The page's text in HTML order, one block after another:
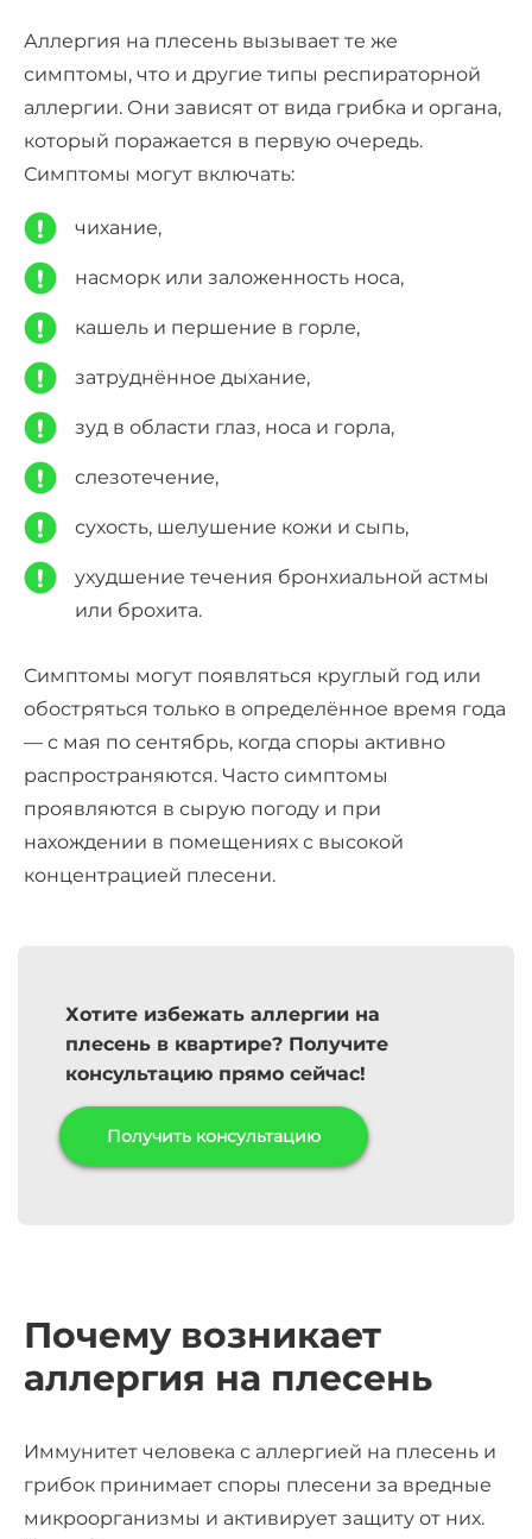
Аллергия на плесень вызывает те же
симптомы, что и другие типы респираторной
аллергии. Они зависят от вида грибка и органа,
который поражается в первую очередь.
Симптомы могут включать:
чихание,
насморк или заложенность носа,
кашель и першение в горле,
затруднённое дыхание,
зуд в области глаз, носа и горла,
слезотечение,
сухость, шелушение кожи и сыпь,
ухудшение течения бронхиальной астмы
или брохита.
Симптомы могут появляться круглый год или
обостряться только в определённое время года
— с мая по сентябрь, когда споры активно
распространяются. Часто симптомы
проявляются в сырую погоду и при
нахождении в помещениях с высокой
концентрацией плесени.
Хотите избежать аллергии на
плесень в квартире? Получите
консультацию прямо сейчас!
Получить консультацию
Почему возникает
аллергия на плесень
Иммунитет человека с аллергией на плесень и
грибок принимает споры плесени за вредные
микроорганизмы и активирует защиту от них.